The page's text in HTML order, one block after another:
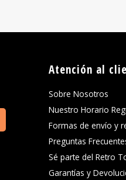
Atención al
Sobre Nosotros
Nuestro Horario
Formas de envío y
Preguntas
Sé parte del Retro
Garantías y